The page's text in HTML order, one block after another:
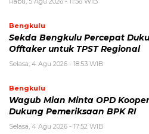
Bengkulu
Sekda Bengkulu Percepat
Offtaker untuk TPST Regional
Selasa, 4 Agu 2026 - 18:53 WIB
Bengkulu
Wagub Mian Minta OPD
Dukung Pemeriksaan BPK RI
Selasa, 4 Agu 2026 - 17:52 WIB